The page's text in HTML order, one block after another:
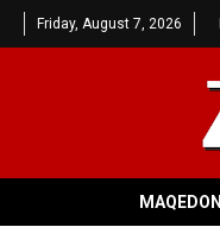
Friday, August 7, 2026
MAQEDONI